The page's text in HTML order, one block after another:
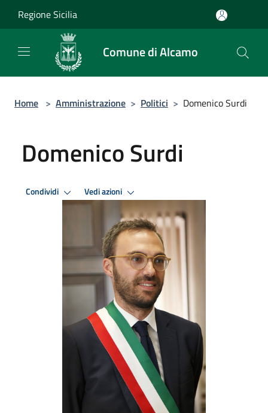
Regione Sicilia
Comune di Alcamo
Home > Amministrazione > Politici > Domenico Surdi
Domenico Surdi
Condividi Vedi azioni